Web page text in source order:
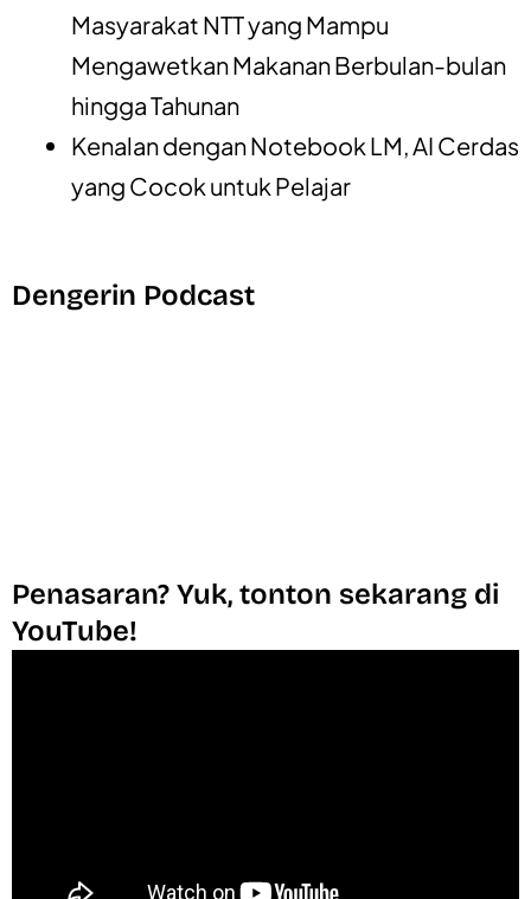
Masyarakat NTT yang Mampu
Mengawetkan Makanan Berbulan-bulan
hingga Tahunan
Kenalan dengan Notebook LM, AI Cerdas
yang Cocok untuk Pelajar
Dengerin Podcast
Penasaran? Yuk, tonton sekarang di
YouTube!